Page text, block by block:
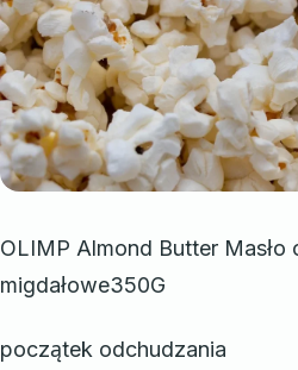
OLIMP Almond Butter Masło
migdałowe350G
początek odchudzania